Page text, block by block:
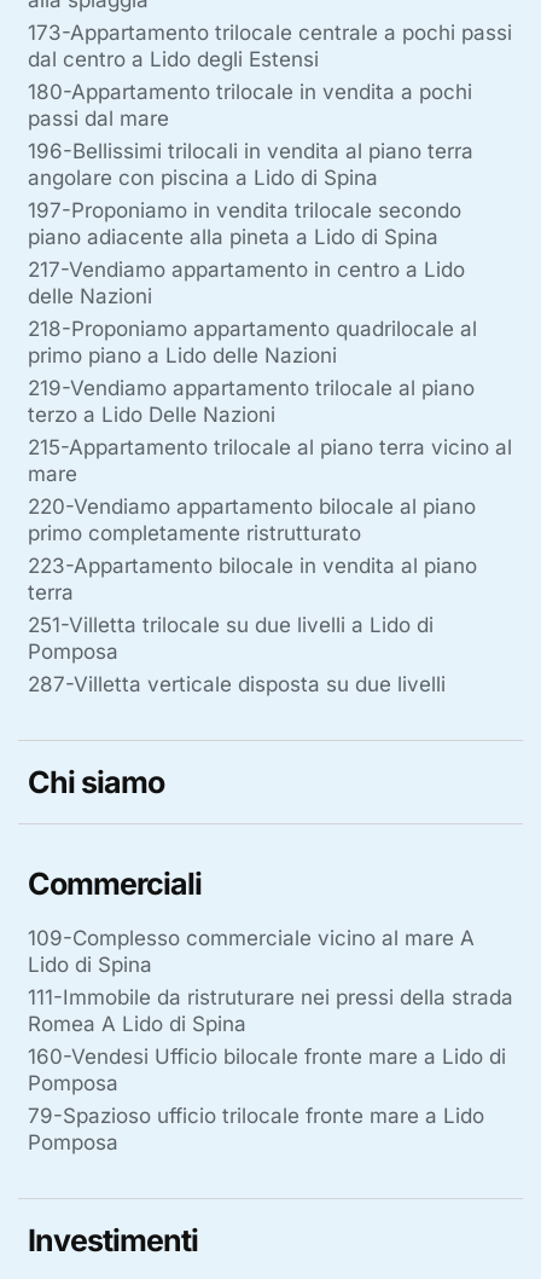
173-Appartamento trilocale centrale a pochi passi
dal centro a Lido degli Estensi
180-Appartamento trilocale in vendita a pochi
passi dal mare
196-Bellissimi trilocali in vendita al piano terra
angolare con piscina a Lido di Spina
197-Proponiamo in vendita trilocale secondo
piano adiacente alla pineta a Lido di Spina
217-Vendiamo appartamento in centro a Lido
delle Nazioni
218-Proponiamo appartamento quadrilocale al
primo piano a Lido delle Nazioni
219-Vendiamo appartamento trilocale al piano
terzo a Lido Delle Nazioni
215-Appartamento trilocale al piano terra vicino al
mare
220-Vendiamo appartamento bilocale al piano
primo completamente ristrutturato
223-Appartamento bilocale in vendita al piano
terra
251-Villetta trilocale su due livelli a Lido di
Pomposa
287-Villetta verticale disposta su due livelli
Chi siamo
Commerciali
109-Complesso commerciale vicino al mare A
Lido di Spina
111-Immobile da ristruturare nei pressi della strada
Romea A Lido di Spina
160-Vendesi Ufficio bilocale fronte mare a Lido di
Pomposa
79-Spazioso ufficio trilocale fronte mare a Lido
Pomposa
Investimenti